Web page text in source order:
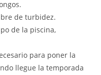
de turbidez.
de la piscina,
para poner la
llegue la temporada